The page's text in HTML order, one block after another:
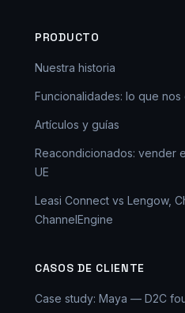
PRODUCTO
Nuestra historia
Funcionalidades: lo que
Artículos y guías
Reacondicionados: vender
UE
Leasi Connect vs Lengow,
ChannelEngine
CASOS DE CLIENTE
Case study: Maya — D2C